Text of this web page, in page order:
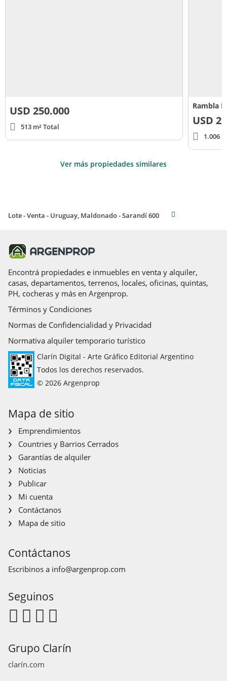
USD 250.000
513 m² Total
Rambla
USD
1.006
Ver más propiedades similares
Lote - Venta - Uruguay, Maldonado - Sarandí 600
Encontrá propiedades e inmuebles en venta y alquiler,
casas, departamentos, terrenos, locales, oficinas, quintas,
PH, cocheras y más en Argenprop.
Términos y Condiciones
Normas de Confidencialidad y Privacidad
Normativa alquiler temporario turístico
Clarín Digital - Arte Gráfico Editorial Argentino
Todos los derechos reservados.
© 2026 Argenprop
Mapa de sitio
Emprendimientos
Countries y Barrios Cerrados
Garantías de alquiler
Noticias
Publicar
Mi cuenta
Contáctanos
Mapa de sitio
Contáctanos
Escribinos a info@argenprop.com
Seguinos
Grupo Clarín
clarín.com